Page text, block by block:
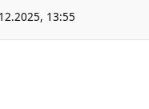
13:55